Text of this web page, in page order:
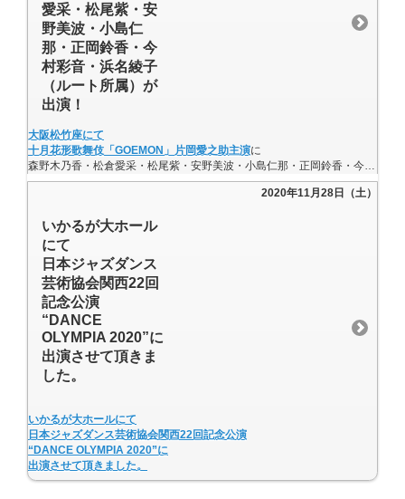
愛采・松尾紫・安
野美波・小島仁
那・正岡鈴香・今
村彩音・浜名綾子
（ルート所属）が
出演！
大阪松竹座にて
十月花形歌舞伎「GOEMON」片岡愛之助主演に
森野木乃香・松倉愛采・松尾紫・安野美波・小島仁那・正岡鈴香・今村彩音・浜名綾子（ルート所属）が出演！
2020年11月28日（土）
いかるが大ホール
にて
日本ジャズダンス
芸術協会関西22回
記念公演
“DANCE
OLYMPIA 2020”に
出演させて頂きま
した。
いかるが大ホールにて
日本ジャズダンス芸術協会関西22回記念公演
“DANCE OLYMPIA 2020”に
出演させて頂きました。